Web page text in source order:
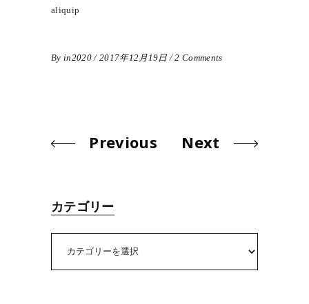
aliquip
By in2020 2017年12月19日 2 Comments
Previous Next
カテゴリー